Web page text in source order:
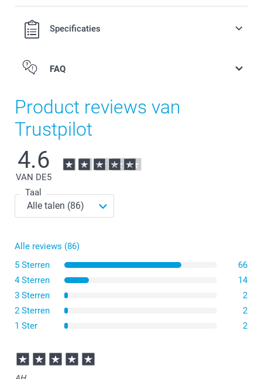
Specificaties
koekjes met hazelnoten & fleur de sel en 1 x 120gr
"Céline Citron" citroen zandkoekjes
hazelnoten
Rond & hartvormig: gevuld met 75 gr individueel
verpakte "Charlotte Chocolat" chocoladekoekjes met
Bio & glutenvrije koekjes
Klik hier om de voedingsinformatie over de
FAQ
Product reviews van
Trustpilot
4.6
VAN DE5
Taal
Alle reviews (86)
5 Sterren
66
4 Sterren
14
3 Sterren
2
2 Sterren
2
1 Ster
2